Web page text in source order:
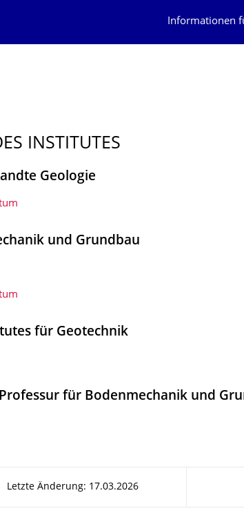
Informationen
INSTITUTES
Geologie
und Grundbau
für Geotechnik
für Bodenmechanik und
Letzte Änderung: 17.03.2026